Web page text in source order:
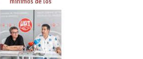
centros educativos y
exige al Ministerio
que los compromisos
se materialicen con
la mayor agilidad
posible